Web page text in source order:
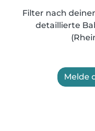
Filter nach
detaillierte
Melde